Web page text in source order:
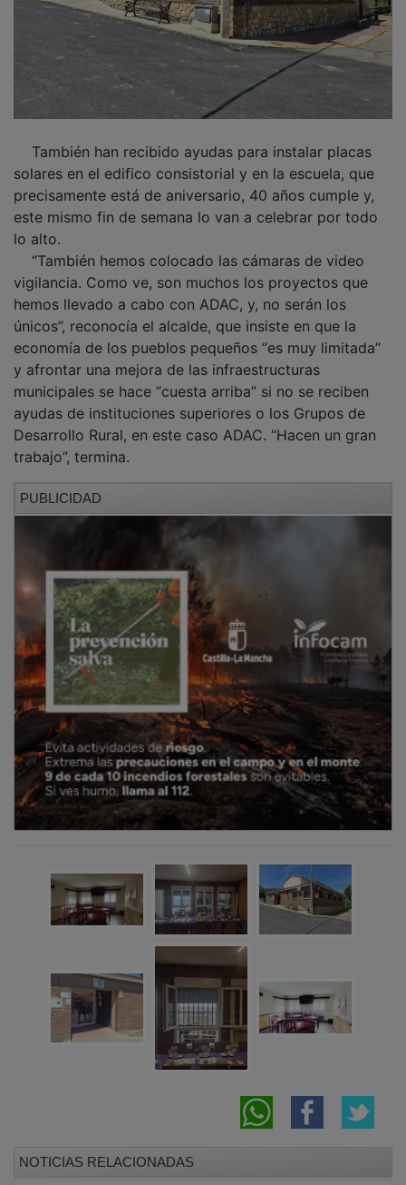
solares en el edifico consistorial y en la escuela, que
precisamente está de aniversario, 40 años cumple y,
este mismo fin de semana lo van a celebrar por todo
lo alto.
“También hemos colocado las cámaras de video
vigilancia. Como ve, son muchos los proyectos que
hemos llevado a cabo con ADAC, y, no serán los
únicos”, reconocía el alcalde, que insiste en que la
economía de los pueblos pequeños “es muy limitada”
y afrontar una mejora de las infraestructuras
municipales se hace “cuesta arriba” si no se reciben
ayudas de instituciones superiores o los Grupos de
Desarrollo Rural, en este caso ADAC. “Hacen un gran
trabajo”, termina.